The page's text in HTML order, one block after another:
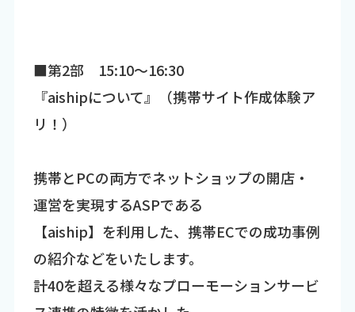
■第2部 15:10～16:30
『aishipについて』（携帯サイト作成体験ア
リ！）
携帯とPCの両方でネットショップの開店・
運営を実現するASPである
【aiship】を利用した、携帯ECでの成功事例
の紹介などをいたします。
計40を超える様々なプローモーションサービ